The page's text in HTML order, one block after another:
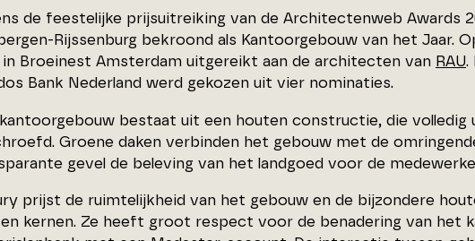
de feestelijke prijsuitreiking van de Architectenweb Awards
Rijssenburg bekroond als Kantoorgebouw van het Jaar.
in Broeinest Amsterdam uitgereikt aan de architecten van RAU.
Bank Nederland werd gekozen uit vier nominaties.
bestaat uit een houten constructie, die volledig
Groene daken verbinden het gebouw met de
gevel de beleving van het landgoed voor de
prijst de ruimtelijkheid van het gebouw en de bijzondere
kernen. Ze heeft groot respect voor de benadering van het